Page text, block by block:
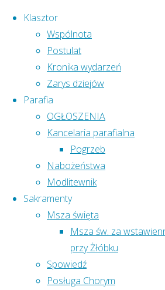
Klasztor
Wspólnota
Postulat
Kronika wydarzeń
Zarys dziejów
Parafia
OGŁOSZENIA
Kancelaria parafialna
Pogrzeb
Nabożeństwa
Modlitewnik
Sakramenty
Msza święta
Msza św. za
przy Żłóbku
Spowiedź
Posługa Chorym
Pokój i Dobro!
główna
XXV Dzień
Chorego